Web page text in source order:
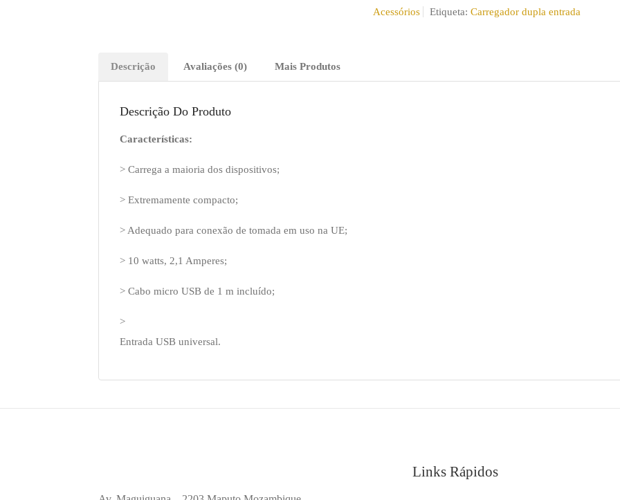
2.4A
Acessórios
Etiqueta: Carregador dupla entrada
Descrição Avaliações (0) Mais Produtos
Descrição Do Produto
Características:
> Carrega a maioria dos dispositivos;
> Extremamente compacto;
> Adequado para conexão de tomada em uso na UE;
> 10 watts, 2,1 Amperes;
> Cabo micro USB de 1 m incluído;
>
Entrada USB universal.
Links Rápidos